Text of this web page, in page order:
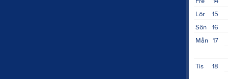
15
Lör
16
Sön
17
Mån
18
Tis